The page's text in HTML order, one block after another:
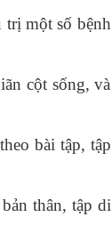
một số bệnh
cột sống, và
bài tập, tập
thân, tập di